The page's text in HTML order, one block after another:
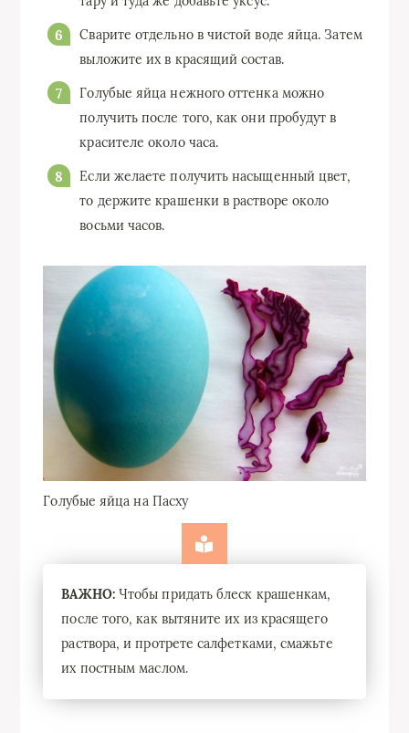
Сварите отдельно в чистой воде яйца. Затем
выложите их в красящий состав.
Голубые яйца нежного оттенка можно
получить после того, как они пробудут в
красителе около часа.
Если желаете получить насыщенный цвет,
то держите крашенки в растворе около
восьми часов.
Голубые яйца на Пасху
ВАЖНО: Чтобы придать блеск крашенкам,
после того, как вытяните их из красящего
раствора, и протрете салфетками, смажьте
их постным маслом.